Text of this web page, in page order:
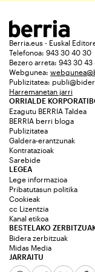
Berria.eus - Euskal
Telefonoa: 943 30 40 30
Bezero arreta: 943 30 43
Webgunea:
Publizitatea:
Harremanetan jarri
ORRIALDE
Ezagutu BERRIA Taldea
BERRIA berri bloga
Publizitatea
Galdera-erantzunak
Kontratazioak
Sarebide
JARRAITU
LEGEA
Lege informazioa
Pribatutasun politika
Cookieak
cc Lizentzia
Kanal etikoa
BESTELAKO
Bidera zerbitzuak
Midas Media